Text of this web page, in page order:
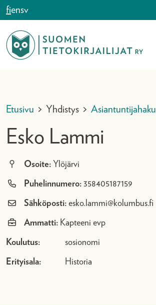
Siirry sisältöön
fiensv
Etusivu > Yhdistys > Asiantuntijahaku
Esko Lammi
Osoite: Ylöjärvi
Puhelinnumero: 358405187159
Sähköposti: esko.lammi@kolumbus.fi
Ammatti: Kapteeni evp
Koulutus: sosionomi
Erityisala: Historia